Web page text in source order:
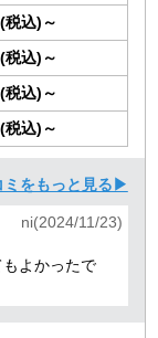
税込)～
税込)～
税込)～
税込)～
ミをもっと見る▶
ni(2024/11/23)
よかったで